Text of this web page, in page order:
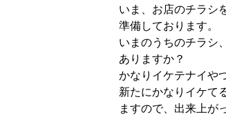
いま、お店のチラシ
準備しております。
いまのうちのチラシ
ありますか？
かなりイケテナイや
新たにかなりイケて
ますので、出来上が